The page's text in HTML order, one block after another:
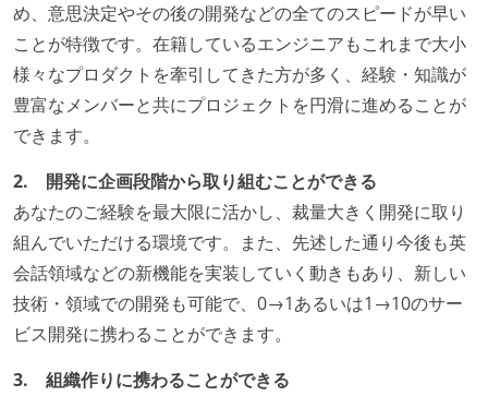
め、意思決定やその後の開発などの全てのスピードが早い
ことが特徴です。在籍しているエンジニアもこれまで大小
様々なプロダクトを牽引してきた方が多く、経験・知識が
豊富なメンバーと共にプロジェクトを円滑に進めることが
できます。
2. 開発に企画段階から取り組むことができる
あなたのご経験を最大限に活かし、裁量大きく開発に取り
組んでいただける環境です。また、先述した通り今後も英
会話領域などの新機能を実装していく動きもあり、新しい
技術・領域での開発も可能で、0→1あるいは1→10のサー
ビス開発に携わることができます。
3. 組織作りに携わることができる